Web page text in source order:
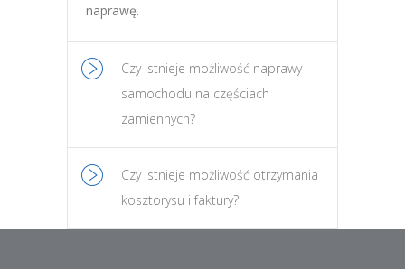
naprawę.
Czy istnieje możliwość naprawy
samochodu na częściach
zamiennych?
Czy istnieje możliwość otrzymania
kosztorysu i faktury?